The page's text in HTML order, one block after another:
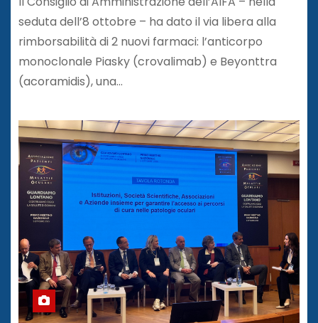
seduta dell’8 ottobre – ha dato il via libera alla
rimborsabilità di 2 nuovi farmaci: l’anticorpo
monoclonale Piasky (crovalimab) e Beyonttra
(acoramidis), una…